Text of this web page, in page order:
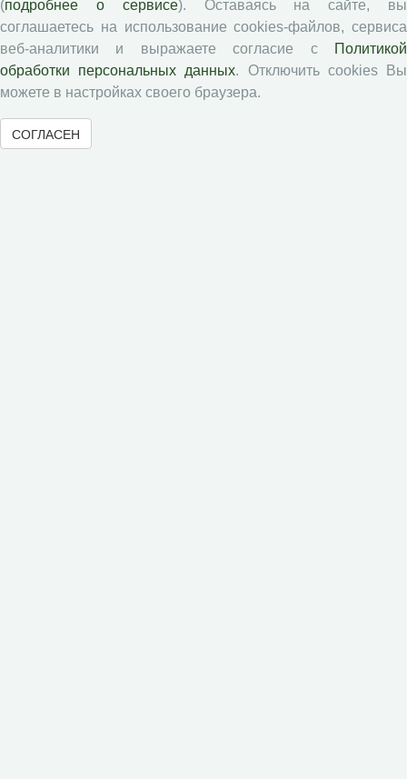
Авторам
Правила для авторов
Типовой лицензионный договор
Публикационная этика
Согласие на обработку персональных данных
(подробнее о сервисе). Оставаясь на сайте, вы
соглашаетесь на использование cookies-файлов, сервиса
веб-аналитики и выражаете согласие с
Политикой
обработки персональных данных. Отключить cookies Вы
можете в настройках своего браузера.
СОГЛАСЕН